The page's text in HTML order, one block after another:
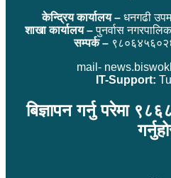
केन्द्रिय कार्यालय – धनगढी
शाखा कार्यालय –पुनर्वास
सम्पर्क –
mail-
IT-Support:
बिज्ञापन गर्नु परेमा